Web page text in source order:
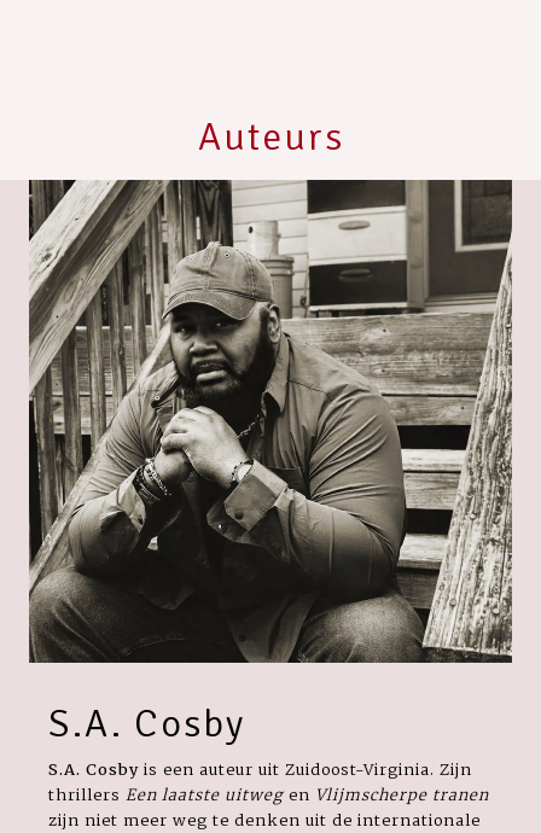
Auteurs
S.A. Cosby
S.A. Cosby is een auteur uit Zuidoost-Virginia. Zijn
thrillers Een laatste uitweg en Vlijmscherpe tranen
zijn niet meer weg te denken uit de internationale